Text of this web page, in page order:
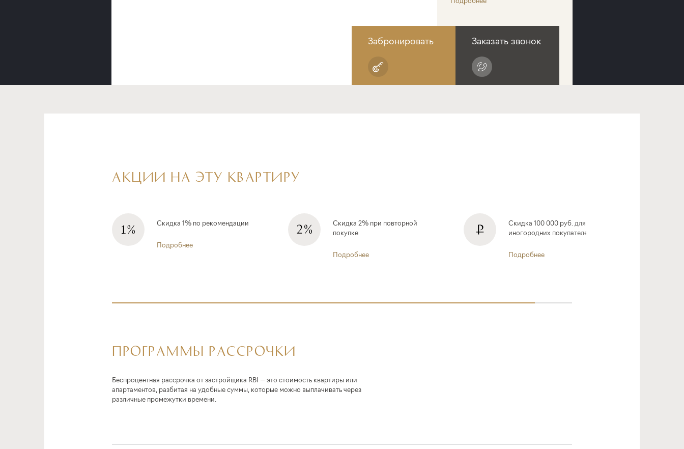
Забронировать Заказать звонок
АКЦИИ НА ЭТУ КВАРТИРУ
Скидка 1% по рекомендации
Подробнее
Скидка 2% при повторной
покупке
Подробнее
Скидка 100 000 руб. для
иногородних покупателей
Подробнее
ПРОГРАММЫ РАССРОЧКИ
Беспроцентная рассрочка от застройщика RBI — это стоимость квартиры или
апартаментов, разбитая на удобные суммы, которые можно выплачивать через
различные промежутки времени.